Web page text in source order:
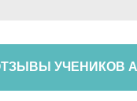
УЧЕНИКОВ